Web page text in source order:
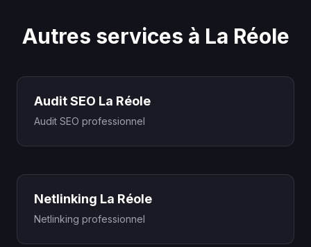
Autres services à La Réole
Audit SEO La Réole
Audit SEO professionnel
Netlinking La Réole
Netlinking professionnel